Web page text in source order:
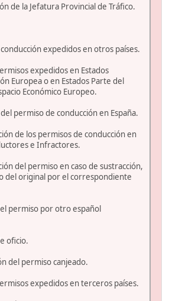
de la Jefatura Provincial de Tráfico.
expedidos en otros países.
expedidos en Estados
Europea o en Estados Parte del
Económico Europeo.
permiso de conducción en España.
de los permisos de conducción en
e Infractores.
del permiso en caso de sustracción,
del original por el correspondiente
permiso por otro español
oficio.
del permiso canjeado.
expedidos en terceros países.